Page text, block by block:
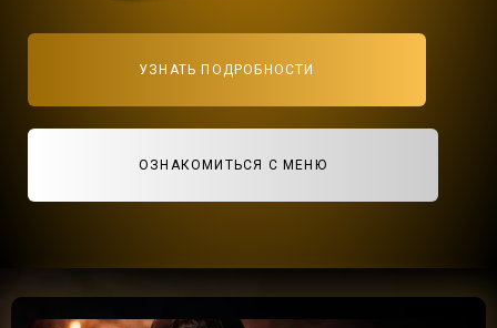
УЗНАТЬ ПОДРОБНОСТИ
ОЗНАКОМИТЬСЯ С МЕНЮ